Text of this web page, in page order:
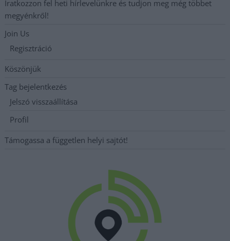
Iratkozzon fel heti hírlevelünkre és tudjon meg még többet
megyénkről!
Join Us
Regisztráció
Köszönjük
Tag bejelentkezés
Jelszó visszaállítása
Profil
Támogassa a független helyi sajtót!